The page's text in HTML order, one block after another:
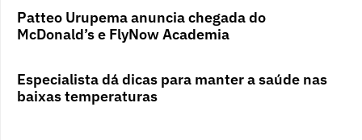
Patteo Urupema anuncia chegada do
McDonald’s e FlyNow Academia
Especialista dá dicas para manter a saúde nas
baixas temperaturas